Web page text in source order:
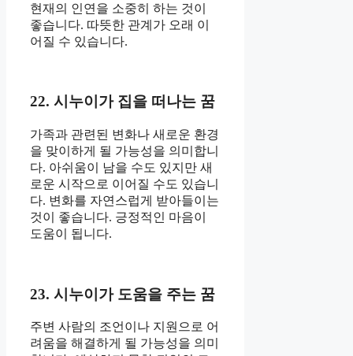
현재의 인연을 소중히 하는 것이
좋습니다. 따뜻한 관계가 오래 이
어질 수 있습니다.
22. 시누이가 집을 떠나는 꿈
가족과 관련된 변화나 새로운 환경
을 맞이하게 될 가능성을 의미합니
다. 아쉬움이 남을 수도 있지만 새
로운 시작으로 이어질 수도 있습니
다. 변화를 자연스럽게 받아들이는
것이 좋습니다. 긍정적인 마음이
도움이 됩니다.
23. 시누이가 도움을 주는 꿈
주변 사람의 조언이나 지원으로 어
려움을 해결하게 될 가능성을 의미